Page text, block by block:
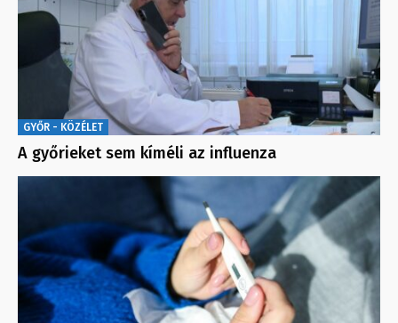
GYŐR - KÖZÉLET
A győrieket sem kíméli az influenza